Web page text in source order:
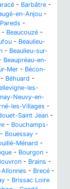
- Barbâtre -
en-Anjou -
-
- Beaucouzé -
- Beaulieu-
- Beaulieu-sur-
Beaupréau-en-
Mer - Bécon-
- Béhuard -
les-
Neuvy-en-
les-Villages -
Saint Jean -
- Bouchamps-
- Bouessay -
Ménard -
- Bourgon -
- Brains -
- Brecé -
- Brissac Loire